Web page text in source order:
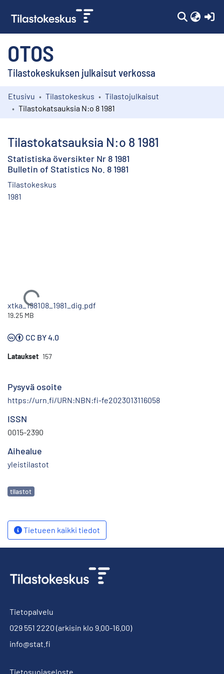
OTOS
Tilastokeskuksen julkaisut verkossa
Kokoelmat
Etusivu Tilastokeskus
Tilastojulkaisut
Tilastokatsauksia N:o 8 1981
Tilastokatsauksia N:o 8 1981
Statistiska översikter Nr 8 1981
Bulletin of Statistics No. 8 1981
Tilastokeskus
1981
Ladataan...
xtka_198108_1981_dig.pdf
19.25 MB
CC BY 4.0
Lataukset 157
Pysyvä osoite
https://urn.fi/URN:NBN:fi-fe2023013116058
ISSN
0015-2390
Aihealue
yleistilastot
Avainsanat
tilastot
Tietueen kaikki tiedot
Tietopalvelu
029 551 2220 (arkisin klo 9.00-16.00)
info@stat.fi
Tietosuojaseloste